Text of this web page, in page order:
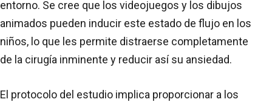
entorno. Se cree que los videojuegos y los dibujos
animados pueden inducir este estado de flujo en los
niños, lo que les permite distraerse completamente
de la cirugía inminente y reducir así su ansiedad.
El protocolo del estudio implica proporcionar a los